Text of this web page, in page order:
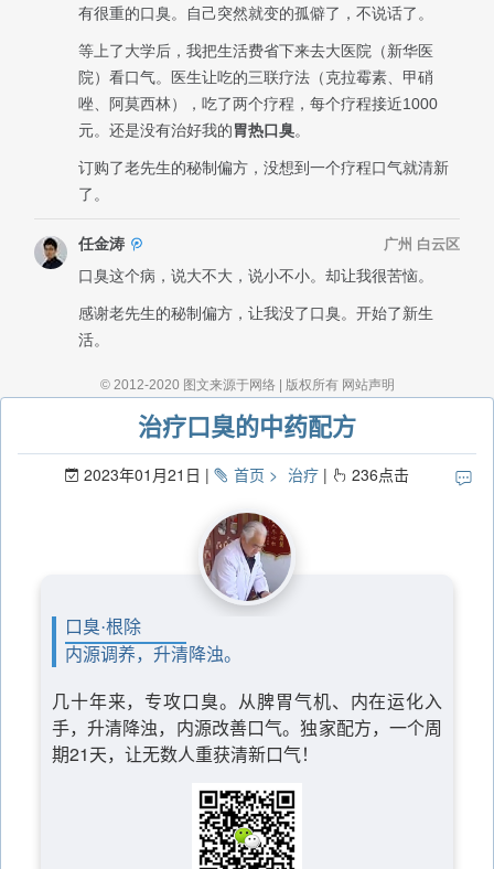
治疗口臭的中药配方
2023年01月21日 首页 治疗 236点击
口臭·根除
内源调养，升清降浊。
几十年来，专攻口臭。从脾胃气机、内在运化入
手，升清降浊，内源改善口气。独家配方，一个周
期21天，让无数人重获清新口气！